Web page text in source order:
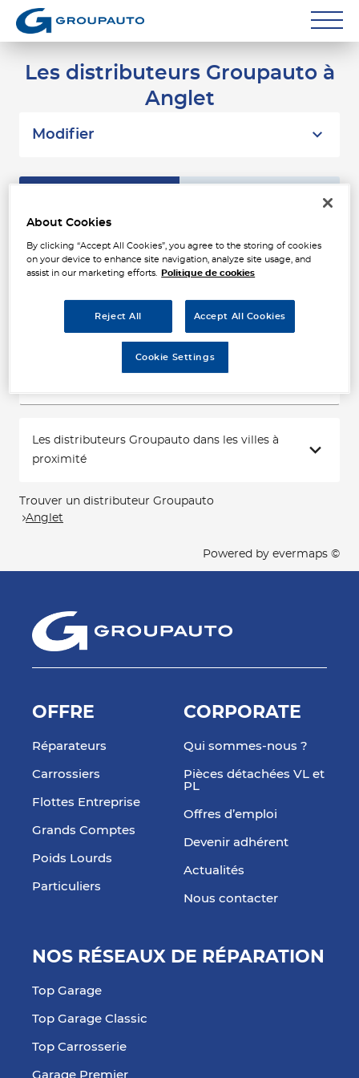
Carrossiers
Particuliers
Contact
Les distributeurs Groupauto à
Anglet
Modifier
1
km
ALLIANCE AUTO INDUSTRIE
BAYONNE
64100 BAYONNE
Fermé actuellement
Téléphone
Les distributeurs Groupauto dans les villes à
proximité
Trouver un distributeur Groupauto
Anglet
Powered by evermaps ©
OFFRE
Réparateurs
Carrossiers
Flottes Entreprise
Grands Comptes
Poids Lourds
Particuliers
CORPORATE
Qui sommes-nous ?
Pièces détachées VL et
PL
Offres d’emploi
Devenir adhérent
Actualités
Nous contacter
NOS RÉSEAUX DE RÉPARATION
Top Garage
Top Garage Classic
Top Carrosserie
Garage Premier
About Cookies
By clicking “Accept All Cookies”, you agree to the storing of cookies
on your device to enhance site navigation, analyze site usage, and
assist in our marketing efforts.
Politique de cookies
Reject All Accept All Cookies
Cookie Settings